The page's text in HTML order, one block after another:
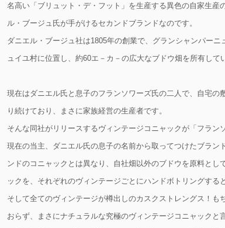
名高い「ブリュット・デ・フット」を生産する異色の自家生産
ル・ブージュ氏が手がけるセカンドブランドなのです。
ダニエル・ブージュ社は1805年の創業で、グランシャンパーニ
ュイユ村に位置し、約60エ－カ－の広大なブドウ畑を所有して
現在はダニエル氏と息子のフランソワーズ氏の二人で、自宅の
り続けており、まさに家族経営の生産者です。
そんな同社がリリースするヴィンテージコニャックが「フラン
現在の当主、ダニエル氏の息子の名前から取ってつけたブラン
ンドのコニャックとは異なり、自社畑以外のブドウを原料とし
ックを、それぞれのヴィンテージごとにハンドボトリングする
そして全てのヴィンテージが樽出しのカスクストレングス！も
おらず、まさにナチュラルな究極のヴィンテージコニャックと